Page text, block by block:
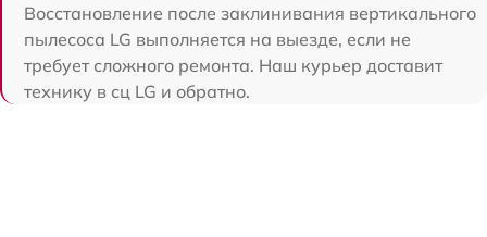
Восстановление после заклинивания вертикального
пылесоса LG выполняется на выезде, если не
требует сложного ремонта. Наш курьер доставит
технику в сц LG и обратно.